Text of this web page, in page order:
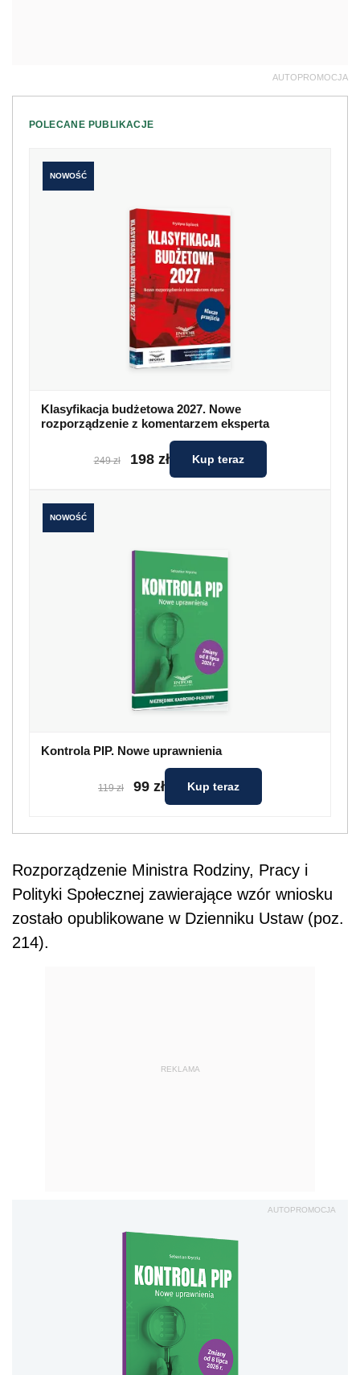
AUTOPROMOCJA
POLECANE PUBLIKACJE
NOWOŚĆ
Klasyfikacja budżetowa 2027. Nowe
rozporządzenie z komentarzem eksperta
249 zł 198 zł Kup teraz
NOWOŚĆ
Kontrola PIP. Nowe uprawnienia
119 zł 99 zł Kup teraz
Rozporządzenie Ministra Rodziny, Pracy i
Polityki Społecznej zawierające wzór wniosku
zostało opublikowane w Dzienniku Ustaw (poz.
214).
REKLAMA
AUTOPROMOCJA